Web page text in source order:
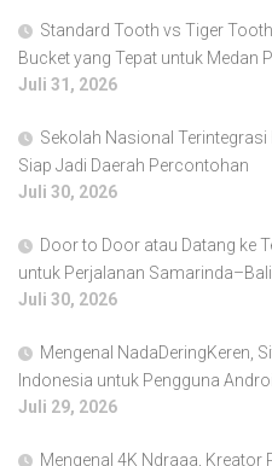
Standard Tooth vs Tiger
Bucket yang Tepat untuk Medan
Juli 31, 2026
Sekolah Nasional Terintegrasi
Siap Jadi Daerah Percontohan
Juli 30, 2026
Door to Door atau Datang ke
untuk Perjalanan
Juli 30, 2026
Mengenal NadaDeringKeren,
Indonesia untuk Pengguna
Juli 29, 2026
Mengenal 4K Ndraaa, Kreator